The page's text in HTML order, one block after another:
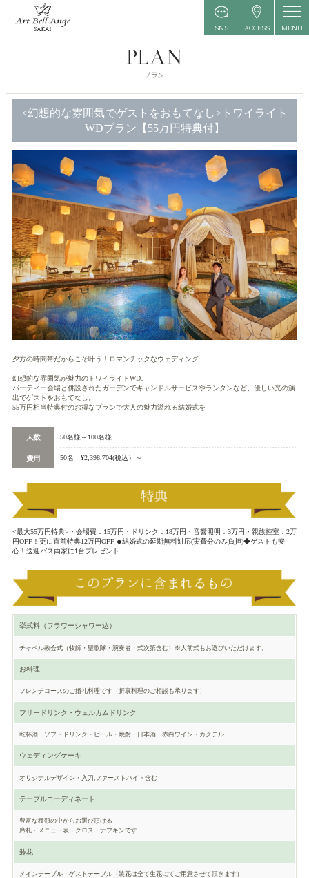
SNS ACCESS MENU
<幻想的な雰囲気でゲストをおもてなし>トワイライト
WDプラン【55万円特典付】
夕方の時間帯だからこそ叶う！ロマンチックなウェディング
幻想的な雰囲気が魅力のトワイライトWD。
パーティー会場と併設されたガーデンでキャンドルサービスやランタンなど、優しい光の演
出でゲストをおもてなし。
55万円相当特典付のお得なプランで大人の魅力溢れる結婚式を
50名様～100名様
50名 ¥2,398,704(税込）～
<最大55万円特典>・会場費：15万円・ドリンク：18万円・音響照明：3万円・親族控室：2万
円OFF！更に直前特典12万円OFF ◆結婚式の延期無料対応(実費分のみ負担)◆ゲストも安
心！送迎バス両家に1台プレゼント
挙式料（フラワーシャワー込）
チャペル教会式（牧師・聖歌隊・演奏者・式次第含む）※人前式もお選びいただけます。
お料理
フレンチコースのご婚礼料理です（折衷料理のご相談も承ります）
フリードリンク・ウェルカムドリンク
乾杯酒・ソフトドリンク・ビール・焼酎・日本酒・赤白ワイン・カクテル
ウェディングケーキ
オリジナルデザイン・入刀,ファーストバイト含む
テーブルコーディネート
豊富な種類の中からお選び頂ける
席札・メニュー表・クロス・ナフキンです
装花
メインテーブル・ゲストテーブル（装花は全て生花にてご用意させて頂きます）